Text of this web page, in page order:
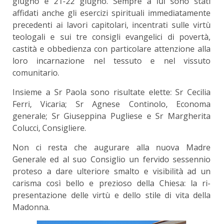
affidati anche gli esercizi spirituali immediatamente
precedenti ai lavori capitolari, incentrati sulle virtù
teologali e sui tre consigli evangelici di povertà,
castità e obbedienza con particolare attenzione alla
loro incarnazione nel tessuto e nel vissuto
comunitario.
Insieme a Sr Paola sono risultate elette: Sr Cecilia
Ferri, Vicaria; Sr Agnese Continolo, Economa
generale; Sr Giuseppina Pugliese e Sr Margherita
Colucci, Consigliere.
Non ci resta che augurare alla nuova Madre
Generale ed al suo Consiglio un fervido sessennio
proteso a dare ulteriore smalto e visibilità ad un
carisma così bello e prezioso della Chiesa: la ri-
presentazione delle virtù e dello stile di vita della
Madonna.